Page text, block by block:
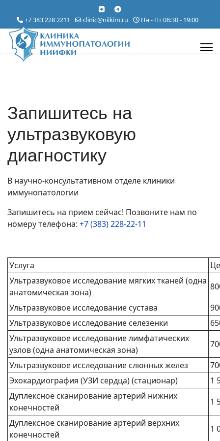
+7 383 228 2211 clinic@niikim.ru Пн - Пт 08:30 - 19:00
Запишитесь на
ультразвуковую
диагностику
В научно-консультативном отделе клиники
иммунопатологии
Запишитесь на прием сейчас! Позвоните нам по
номеру телефона: +7 (383) 228-22-11
Услуга
Ультразвуковое исследование мягких тканей (одна
анатомическая зона)
Ультразвуковое исследование сустава
Ультразвуковое исследование селезенки
Ультразвуковое исследование лимфатических
узлов (одна анатомическая зона)
Ультразвуковое исследование слюнных желез
Эхокардиография (УЗИ сердца) (стационар)
1
Дуплексное сканирование артерий нижних
конечностей
1
Дуплексное сканирование артерий верхних
конечностей
1